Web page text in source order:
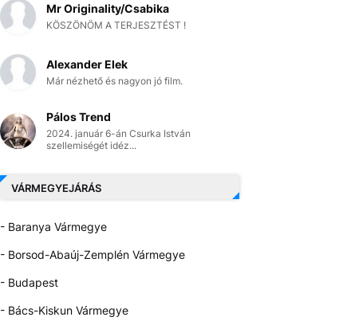
Mr Originality/Csabika
KÖSZÖNÖM A TERJESZTÉST !
Alexander Elek
Már nézhető és nagyon jó film.
Pálos Trend
2024. január 6-án Csurka István
szellemiségét idéz...
VÁRMEGYEJÁRÁS
- Baranya Vármegye
- Borsod-Abaúj-Zemplén Vármegye
- Budapest
- Bács-Kiskun Vármegye